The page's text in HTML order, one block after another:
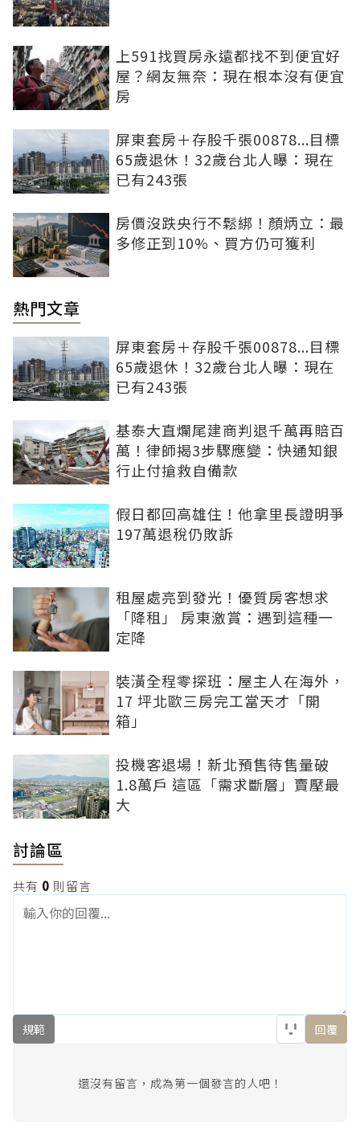
上591找買房永遠都找不到便宜好
屋？網友無奈：現在根本沒有便宜
房
屏東套房＋存股千張00878...目標
65歲退休！32歲台北人曝：現在
已有243張
房價沒跌央行不鬆綁！顏炳立：最
多修正到10%、買方仍可獲利
熱門文章
屏東套房＋存股千張00878...目標
65歲退休！32歲台北人曝：現在
已有243張
基泰大直爛尾建商判退千萬再賠百
萬！律師揭3步驟應變：快通知銀
行止付搶救自備款
假日都回高雄住！他拿里長證明爭
197萬退稅仍敗訴
租屋處亮到發光！優質房客想求
「降租」 房東激賞：遇到這種一
定降
裝潢全程零探班：屋主人在海外，
17 坪北歐三房完工當天才「開
箱」
投機客退場！新北預售待售量破
1.8萬戶 這區「需求斷層」賣壓最
大
討論區
共有 0 則留言
規範 回覆
還沒有留言，成為第一個發言的人吧！